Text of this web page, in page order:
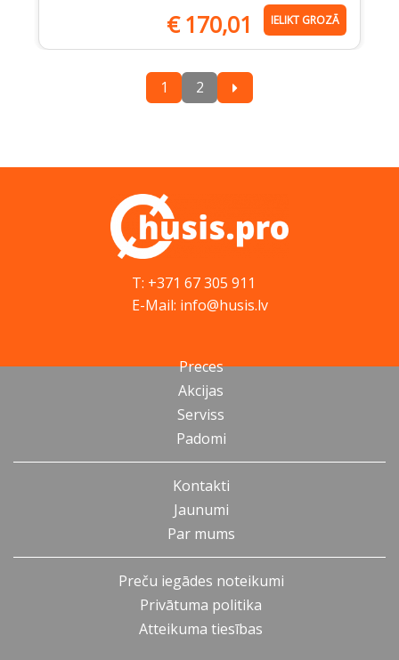
€170,01 IELIKT GROZĀ
1 2
T: +371 67 305 911
E-Mail: info@husis.lv
Preces
Akcijas
Serviss
Padomi
Kontakti
Jaunumi
Par mums
Preču iegādes noteikumi
Privātuma politika
Atteikuma tiesības